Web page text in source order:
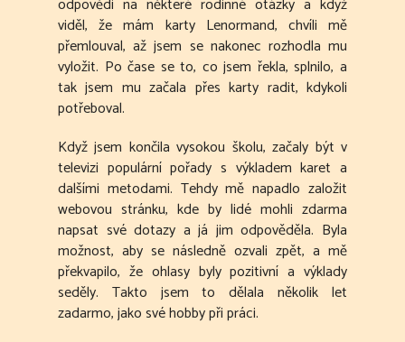
odpovědi na některé rodinné otázky a když
viděl, že mám karty Lenormand, chvíli mě
přemlouval, až jsem se nakonec rozhodla mu
vyložit. Po čase se to, co jsem řekla, splnilo, a
tak jsem mu začala přes karty radit, kdykoli
potřeboval.
Když jsem končila vysokou školu, začaly být v
televizi populární pořady s výkladem karet a
dalšími metodami. Tehdy mě napadlo založit
webovou stránku, kde by lidé mohli zdarma
napsat své dotazy a já jim odpověděla. Byla
možnost, aby se následně ozvali zpět, a mě
překvapilo, že ohlasy byly pozitivní a výklady
seděly. Takto jsem to dělala několik let
zadarmo, jako své hobby při práci.